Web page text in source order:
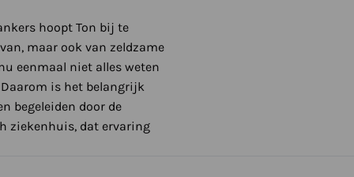
hoopt Ton bij te
maar ook van zeldzame
eenmaal niet alles weten
is het belangrijk
begeleiden door de
ziekenhuis, dat ervaring